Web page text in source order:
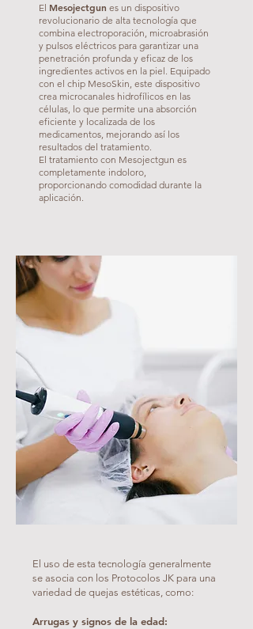
El Mesojectgun es un dispositivo
revolucionario de alta tecnología que
combina electroporación, microabrasión
y pulsos eléctricos para garantizar una
penetración profunda y eficaz de los
ingredientes activos en la piel. Equipado
con el chip MesoSkin, este dispositivo
crea microcanales hidrofílicos en las
células, lo que permite una absorción
eficiente y localizada de los
medicamentos, mejorando así los
resultados del tratamiento.
El tratamiento con Mesojectgun es
completamente indoloro,
proporcionando comodidad durante la
aplicación.
El uso de esta tecnología generalmente
se asocia con los Protocolos JK para una
variedad de quejas estéticas, como:
Arrugas y signos de la edad: